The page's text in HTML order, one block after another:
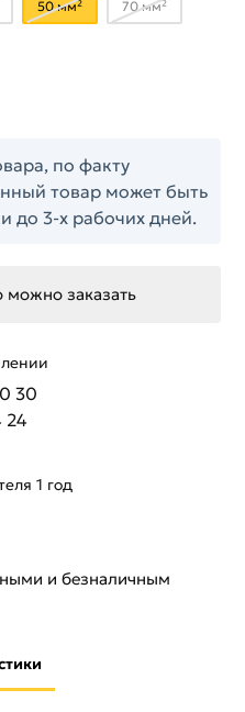
50 мм² 70 мм²
1 год
и безналичным
по факту
товар может быть
до 3-х рабочих дней.
можно заказать
30
24